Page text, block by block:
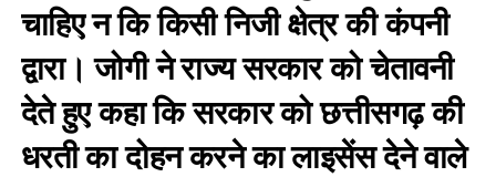
चाहिए न कि किसी निजी क्षेत्र की कंपनी
द्वारा। जोगी ने राज्य सरकार को चेतावनी
देते हुए कहा कि सरकार को छत्तीसगढ़ की
धरती का दोहन करने का लाइसेंस देने वाले